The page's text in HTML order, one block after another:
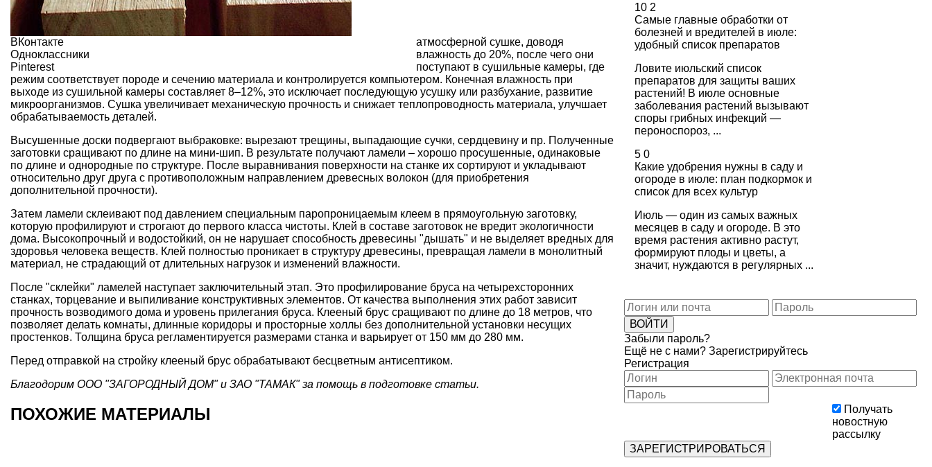
ВКонтакте
Одноклассники
Pinterest
атмосферной сушке, доводя
влажность до 20%, после чего они
поступают в сушильные камеры, где
режим соответствует породе и сечению материала и контролируется компьютером. Конечная влажность при
выходе из сушильной камеры составляет 8–12%, это исключает последующую усушку или разбухание, развитие
микроорганизмов. Сушка увеличивает механическую прочность и снижает теплопроводность материала, улучшает
обрабатываемость деталей.
Высушенные доски подвергают выбраковке: вырезают трещины, выпадающие сучки, сердцевину и пр. Полученные
заготовки сращивают по длине на мини-шип. В результате получают ламели – хорошо просушенные, одинаковые
по длине и однородные по структуре. После выравнивания поверхности на станке их сортируют и укладывают
относительно друг друга с противоположным направлением древесных волокон (для приобретения
дополнительной прочности).
Затем ламели склеивают под давлением специальным паропроницаемым клеем в прямоугольную заготовку,
которую профилируют и строгают до первого класса чистоты. Клей в составе заготовок не вредит экологичности
дома. Высокопрочный и водостойкий, он не нарушает способность древесины "дышать" и не выделяет вредных для
здоровья человека веществ. Клей полностью проникает в структуру древесины, превращая ламели в монолитный
материал, не страдающий от длительных нагрузок и изменений влажности.
После "склейки" ламелей наступает заключительный этап. Это профилирование бруса на четырехсторонних
станках, торцевание и выпиливание конструктивных элементов. От качества выполнения этих работ зависит
прочность возводимого дома и уровень прилегания бруса. Клееный брус сращивают по длине до 18 метров, что
позволяет делать комнаты, длинные коридоры и просторные холлы без дополнительной установки несущих
простенков. Толщина бруса регламентируется размерами станка и варьирует от 150 мм до 280 мм.
Перед отправкой на стройку клееный брус обрабатывают бесцветным антисептиком.
Благодорим ООО "ЗАГОРОДНЫЙ ДОМ" и ЗАО "ТАМАК" за помощь в подготовке статьи.
ПОХОЖИЕ МАТЕРИАЛЫ
10 2
Самые главные обработки от
болезней и вредителей в июле:
удобный список препаратов
Ловите июльский список
препаратов для защиты ваших
растений! В июле основные
заболевания растений вызывают
споры грибных инфекций —
пероноспороз, ...
5 0
Какие удобрения нужны в саду и
огороде в июле: план подкормок и
список для всех культур
Июль — один из самых важных
месяцев в саду и огороде. В это
время растения активно растут,
формируют плоды и цветы, а
значит, нуждаются в регулярных ...
Забыли пароль?
Ещё не с нами? Зарегистрируйтесь
Регистрация
Получать
новостную
рассылку